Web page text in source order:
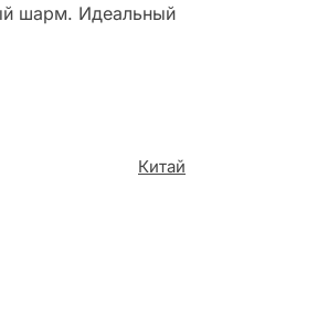
шарм. Идеальный
Китай